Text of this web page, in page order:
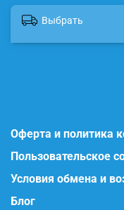
Выбрать
Оферта и политика
Пользовательское
Условия обмена и
Блог